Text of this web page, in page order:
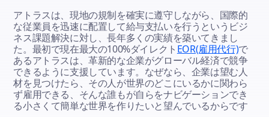
アトラスは、現地の規制を確実に遵守しながら、国際的
な従業員を迅速に配置して給与支払いを行うというビジ
ネス課題解決に対し、長年多くの実績を築いてきまし
た。最初で現在最大の100%ダイレクト EOR(雇用代行)で
あるアトラスは、革新的な企業がグローバル経済で競争
できるように支援しています。なぜなら、企業は望む人
材を見つけたら、その人が世界のどこにいるかに関わら
ず雇用できる、そんな誰もが自らをナビゲーションでき
る小さくて簡単な世界を作りたいと望んでいるからです